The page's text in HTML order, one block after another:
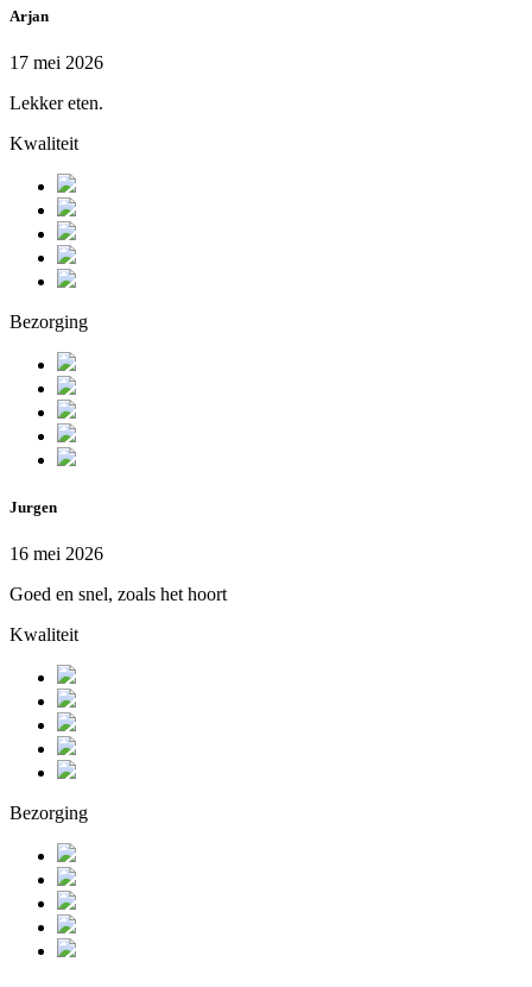
Arjan
17 mei 2026
Lekker eten.
Kwaliteit
Bezorging
Jurgen
16 mei 2026
Goed en snel, zoals het hoort
Kwaliteit
Bezorging